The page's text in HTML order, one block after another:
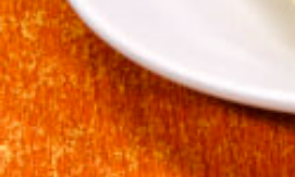
おすすめの映画
誠光社で選びました。
おすすめの本
紹介します。